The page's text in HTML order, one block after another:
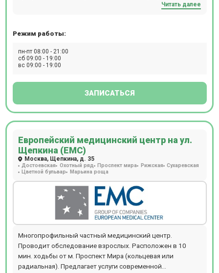
Обратившись в медцентр К +31, можно получить
уролога, гастроэнтеролога, ортопеда, невролога,
специалистов.
Читать далее
Режим работы:
пн-пт 08:00 - 21:00
сб 09:00 - 19:00
вс 09:00 - 19:00
ЗАПИСАТЬСЯ
Европейский медицинский центр на ул.
Щепкина (ЕМС)
Москва, Щепкина, д. 35
Достоевская Охотный ряд Проспект мира Рижская
Сухаревская
Цветной бульвар
Марьина роща
Многопрофильный частный медицинский центр.
Проводит обследование взрослых. Расположен в 10
мин. ходьбы от м. Проспект Мира (кольцевая или
радиальная). Предлагает услуги современной